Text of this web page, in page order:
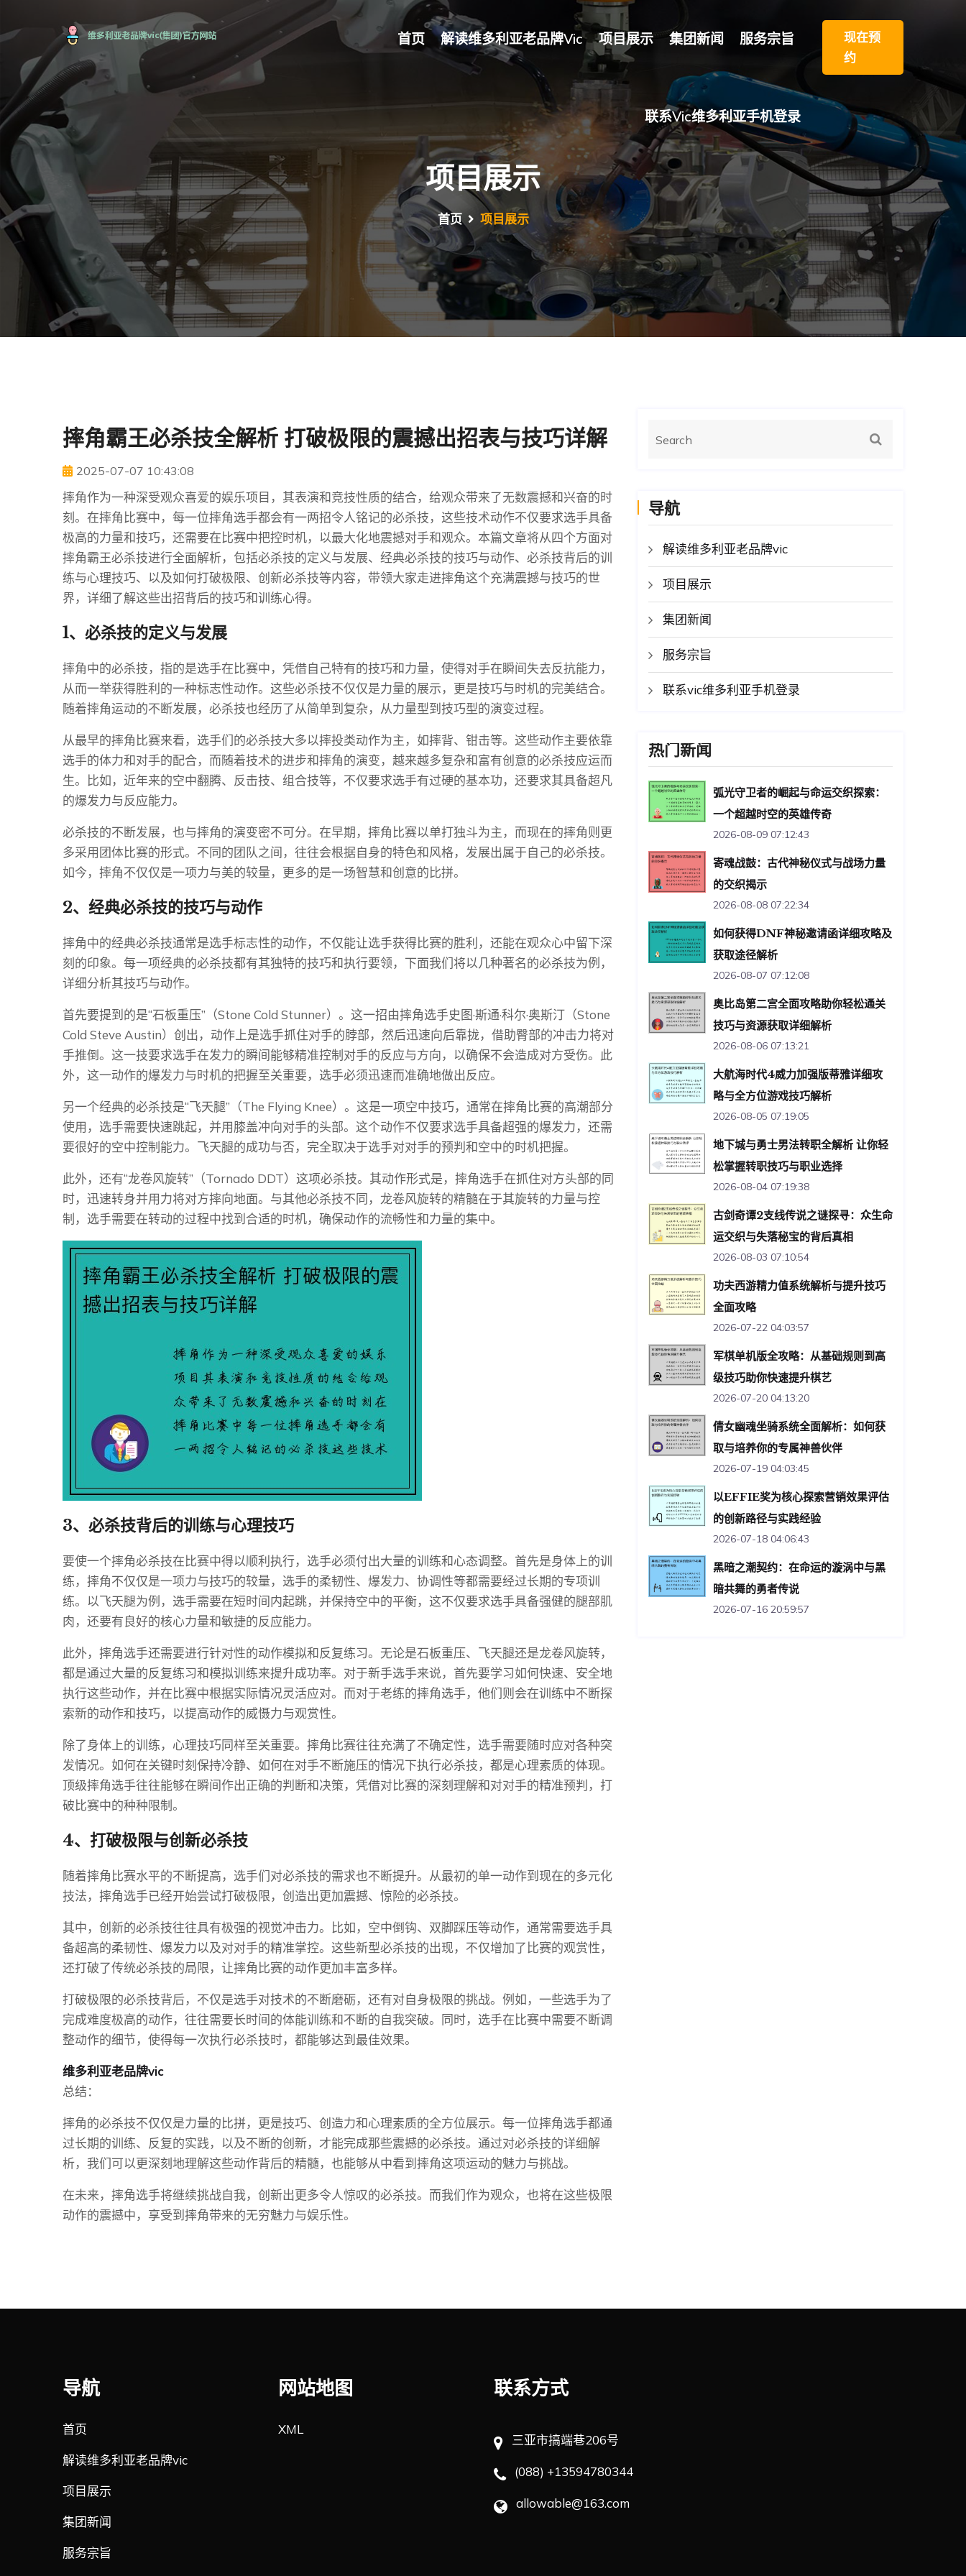
首页 解读维多利亚老品牌vic 项目展示 集团新闻 服务宗旨
联系vic维多利亚手机登录
现在预
约
项目展示
首页 项目展示
摔角霸王必杀技全解析 打破极限的震撼出招表与技巧详解
2025-07-07 10:43:08
摔角作为一种深受观众喜爱的娱乐项目，其表演和竞技性质的结合，给观众带来了无数震撼和兴奋的时
刻。在摔角比赛中，每一位摔角选手都会有一两招令人铭记的必杀技，这些技术动作不仅要求选手具备
极高的力量和技巧，还需要在比赛中把控时机，以最大化地震撼对手和观众。本篇文章将从四个方面对
摔角霸王必杀技进行全面解析，包括必杀技的定义与发展、经典必杀技的技巧与动作、必杀技背后的训
练与心理技巧、以及如何打破极限、创新必杀技等内容，带领大家走进摔角这个充满震撼与技巧的世
界，详细了解这些出招背后的技巧和训练心得。
1、必杀技的定义与发展
摔角中的必杀技，指的是选手在比赛中，凭借自己特有的技巧和力量，使得对手在瞬间失去反抗能力，
从而一举获得胜利的一种标志性动作。这些必杀技不仅仅是力量的展示，更是技巧与时机的完美结合。
随着摔角运动的不断发展，必杀技也经历了从简单到复杂，从力量型到技巧型的演变过程。
从最早的摔角比赛来看，选手们的必杀技大多以摔投类动作为主，如摔背、钳击等。这些动作主要依靠
选手的体力和对手的配合，而随着技术的进步和摔角的演变，越来越多复杂和富有创意的必杀技应运而
生。比如，近年来的空中翻腾、反击技、组合技等，不仅要求选手有过硬的基本功，还要求其具备超凡
的爆发力与反应能力。
必杀技的不断发展，也与摔角的演变密不可分。在早期，摔角比赛以单打独斗为主，而现在的摔角则更
多采用团体比赛的形式。不同的团队之间，往往会根据自身的特色和风格，发展出属于自己的必杀技。
如今，摔角不仅仅是一项力与美的较量，更多的是一场智慧和创意的比拼。
2、经典必杀技的技巧与动作
摔角中的经典必杀技通常是选手标志性的动作，不仅能让选手获得比赛的胜利，还能在观众心中留下深
刻的印象。每一项经典的必杀技都有其独特的技巧和执行要领，下面我们将以几种著名的必杀技为例，
详细分析其技巧与动作。
首先要提到的是“石板重压”（Stone Cold Stunner）。这一招由摔角选手史图·斯通·科尔·奥斯汀（Stone
Cold Steve Austin）创出，动作上是选手抓住对手的脖部，然后迅速向后靠拢，借助臀部的冲击力将对
手推倒。这一技要求选手在发力的瞬间能够精准控制对手的反应与方向，以确保不会造成对方受伤。此
外，这一动作的爆发力与时机的把握至关重要，选手必须迅速而准确地做出反应。
另一个经典的必杀技是“飞天腿”（The Flying Knee）。这是一项空中技巧，通常在摔角比赛的高潮部分
使用，选手需要快速跳起，并用膝盖冲向对手的头部。这个动作不仅要求选手具备超强的爆发力，还需
要很好的空中控制能力。飞天腿的成功与否，完全取决于选手对对手的预判和空中的时机把握。
此外，还有“龙卷风旋转”（Tornado DDT）这项必杀技。其动作形式是，摔角选手在抓住对方头部的同
时，迅速转身并用力将对方摔向地面。与其他必杀技不同，龙卷风旋转的精髓在于其旋转的力量与控
制，选手需要在转动的过程中找到合适的时机，确保动作的流畅性和力量的集中。
3、必杀技背后的训练与心理技巧
要使一个摔角必杀技在比赛中得以顺利执行，选手必须付出大量的训练和心态调整。首先是身体上的训
练，摔角不仅仅是一项力与技巧的较量，选手的柔韧性、爆发力、协调性等都需要经过长期的专项训
练。以飞天腿为例，选手需要在短时间内起跳，并保持空中的平衡，这不仅要求选手具备强健的腿部肌
肉，还要有良好的核心力量和敏捷的反应能力。
此外，摔角选手还需要进行针对性的动作模拟和反复练习。无论是石板重压、飞天腿还是龙卷风旋转，
都是通过大量的反复练习和模拟训练来提升成功率。对于新手选手来说，首先要学习如何快速、安全地
执行这些动作，并在比赛中根据实际情况灵活应对。而对于老练的摔角选手，他们则会在训练中不断探
索新的动作和技巧，以提高动作的威慑力与观赏性。
除了身体上的训练，心理技巧同样至关重要。摔角比赛往往充满了不确定性，选手需要随时应对各种突
发情况。如何在关键时刻保持冷静、如何在对手不断施压的情况下执行必杀技，都是心理素质的体现。
顶级摔角选手往往能够在瞬间作出正确的判断和决策，凭借对比赛的深刻理解和对对手的精准预判，打
破比赛中的种种限制。
4、打破极限与创新必杀技
随着摔角比赛水平的不断提高，选手们对必杀技的需求也不断提升。从最初的单一动作到现在的多元化
技法，摔角选手已经开始尝试打破极限，创造出更加震撼、惊险的必杀技。
其中，创新的必杀技往往具有极强的视觉冲击力。比如，空中倒钩、双脚踩压等动作，通常需要选手具
备超高的柔韧性、爆发力以及对对手的精准掌控。这些新型必杀技的出现，不仅增加了比赛的观赏性，
还打破了传统必杀技的局限，让摔角比赛的动作更加丰富多样。
打破极限的必杀技背后，不仅是选手对技术的不断磨砺，还有对自身极限的挑战。例如，一些选手为了
完成难度极高的动作，往往需要长时间的体能训练和不断的自我突破。同时，选手在比赛中需要不断调
整动作的细节，使得每一次执行必杀技时，都能够达到最佳效果。
维多利亚老品牌vic
总结：
摔角的必杀技不仅仅是力量的比拼，更是技巧、创造力和心理素质的全方位展示。每一位摔角选手都通
过长期的训练、反复的实践，以及不断的创新，才能完成那些震撼的必杀技。通过对必杀技的详细解
析，我们可以更深刻地理解这些动作背后的精髓，也能够从中看到摔角这项运动的魅力与挑战。
在未来，摔角选手将继续挑战自我，创新出更多令人惊叹的必杀技。而我们作为观众，也将在这些极限
动作的震撼中，享受到摔角带来的无穷魅力与娱乐性。
导航
解读维多利亚老品牌vic
项目展示
集团新闻
服务宗旨
联系vic维多利亚手机登录
热门新闻
弧光守卫者的崛起与命运交织探索：
一个超越时空的英雄传奇
2026-08-09 07:12:43
寄魂战鼓：古代神秘仪式与战场力量
的交织揭示
2026-08-08 07:22:34
如何获得DNF神秘邀请函详细攻略及
获取途径解析
2026-08-07 07:12:08
奥比岛第二宫全面攻略助你轻松通关
技巧与资源获取详细解析
2026-08-06 07:13:21
大航海时代4威力加强版蒂雅详细攻
略与全方位游戏技巧解析
2026-08-05 07:19:05
地下城与勇士男法转职全解析 让你轻
松掌握转职技巧与职业选择
2026-08-04 07:19:38
古剑奇谭2支线传说之谜探寻：众生命
运交织与失落秘宝的背后真相
2026-08-03 07:10:54
功夫西游精力值系统解析与提升技巧
全面攻略
2026-07-22 04:03:57
军棋单机版全攻略：从基础规则到高
级技巧助你快速提升棋艺
2026-07-20 04:13:20
倩女幽魂坐骑系统全面解析：如何获
取与培养你的专属神兽伙伴
2026-07-19 04:03:45
以EFFIE奖为核心探索营销效果评估
的创新路径与实践经验
2026-07-18 04:06:43
黑暗之潮契约：在命运的漩涡中与黑
暗共舞的勇者传说
2026-07-16 20:59:57
导航
首页
解读维多利亚老品牌vic
项目展示
集团新闻
服务宗旨
网站地图
XML
联系方式
三亚市搞端巷206号
(088) +13594780344
allowable@163.com